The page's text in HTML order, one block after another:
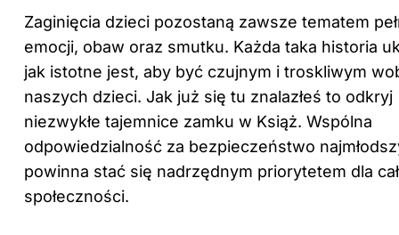
Zaginięcia dzieci pozostaną zawsze tematem
emocji, obaw oraz smutku. Każda taka historia
jak istotne jest, aby być czujnym i troskliwym
naszych dzieci. Jak już się tu znalazłeś to odkryj
niezwykłe tajemnice zamku w Książ. Wspólna
odpowiedzialność za bezpieczeństwo
powinna stać się nadrzędnym priorytetem dla
społeczności.